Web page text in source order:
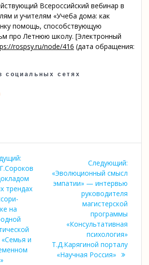
Всероссийский вебинар в
и учителям «Учеба дома: как
помощь, способствующую
про Летнюю школу. [Электронный
rospsy.ru/node/416 (дата обращения:
социальных сетях
Предыдущая
запись:
трендах
на
и
Следующий:
Следующая
запись:
«Эволюционный смысл
эмпатии» — интервью
руководителя
магистерской
программы
«Консультативная
психология»
Т.Д.Карягиной порталу
«Научная Россия»